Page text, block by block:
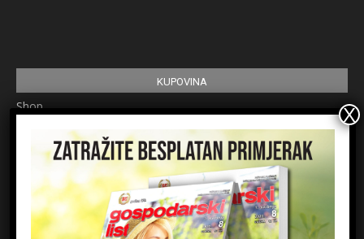
KUPOVINA
Shop
Pretplata
Uvjeti korištenja
Prijavite se na newsletter